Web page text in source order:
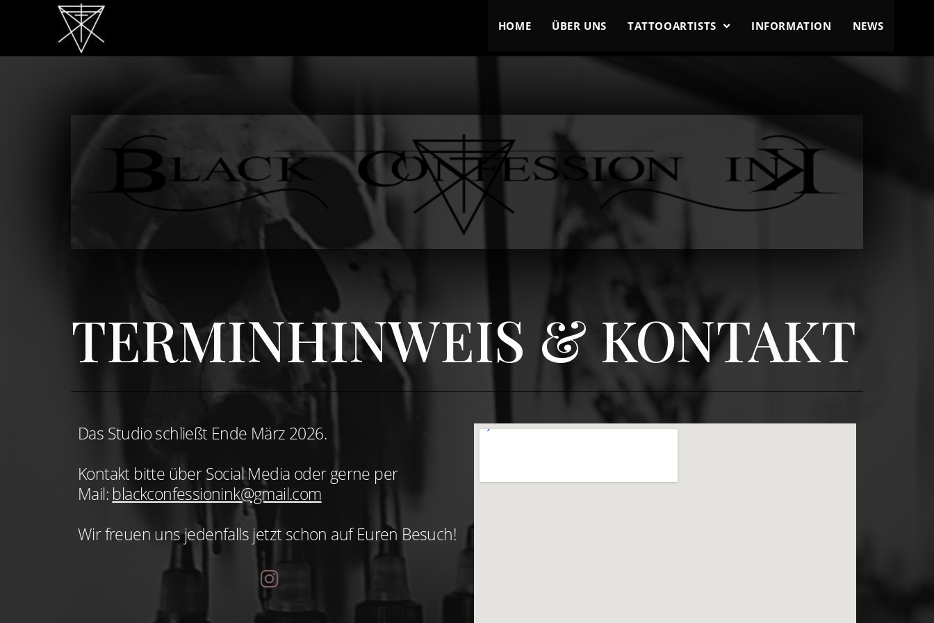
HOME ÜBER UNS TATTOOARTISTS INFORMATION NEWS
TERMINHINWEIS & KONTAKT
Das Studio schließt Ende März 2026.
Kontakt bitte über Social Media oder gerne per
Mail: blackconfessionink@gmail.com
Wir freuen uns jedenfalls jetzt schon auf Euren Besuch!